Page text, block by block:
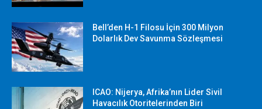
Bell’den H-1 Filosu İçin 300 Milyon
Dolarlık Dev Savunma Sözleşmesi
ICAO: Nijerya, Afrika’nın Lider Sivil
Havacılık Otoritelerinden Biri